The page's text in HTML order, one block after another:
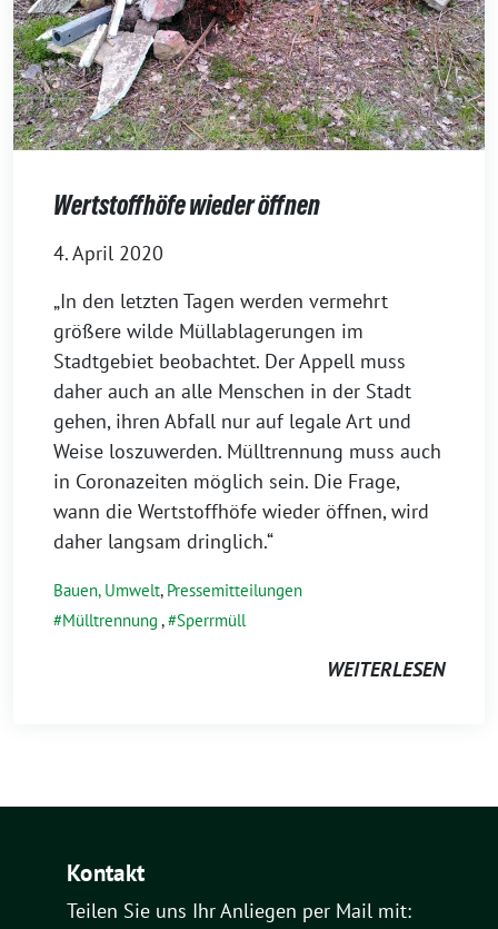
Wertstoffhöfe wieder öffnen
4. April 2020
„In den letzten Tagen werden vermehrt
größere wilde Müllablagerungen im
Stadtgebiet beobachtet. Der Appell muss
daher auch an alle Menschen in der Stadt
gehen, ihren Abfall nur auf legale Art und
Weise loszuwerden. Mülltrennung muss auch
in Coronazeiten möglich sein. Die Frage,
wann die Wertstoffhöfe wieder öffnen, wird
daher langsam dringlich.“
Bauen, Umwelt, Pressemitteilungen
Mülltrennung , Sperrmüll
WEITERLESEN
Kontakt
Teilen Sie uns Ihr Anliegen per Mail mit: